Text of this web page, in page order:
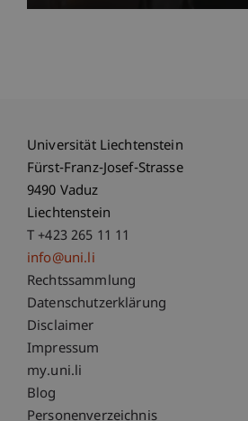
Universität Liechtenstein
Fürst-Franz-Josef-Strasse
9490 Vaduz
Liechtenstein
T +423 265 11 11
info@uni.li
Fußzeile Rechtliche
Rechtssammlung
Datenschutzerklärung
Disclaimer
Impressum
Fußzeile Subdomain-
my.uni.li
Blog
Personenverzeichnis